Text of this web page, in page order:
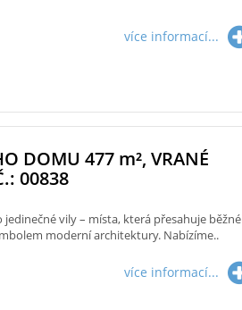
více informací...
DOMU 477 m², VRANÉ
00838
vily – místa, která přesahuje běžné
moderní architektury. Nabízíme..
více informací...